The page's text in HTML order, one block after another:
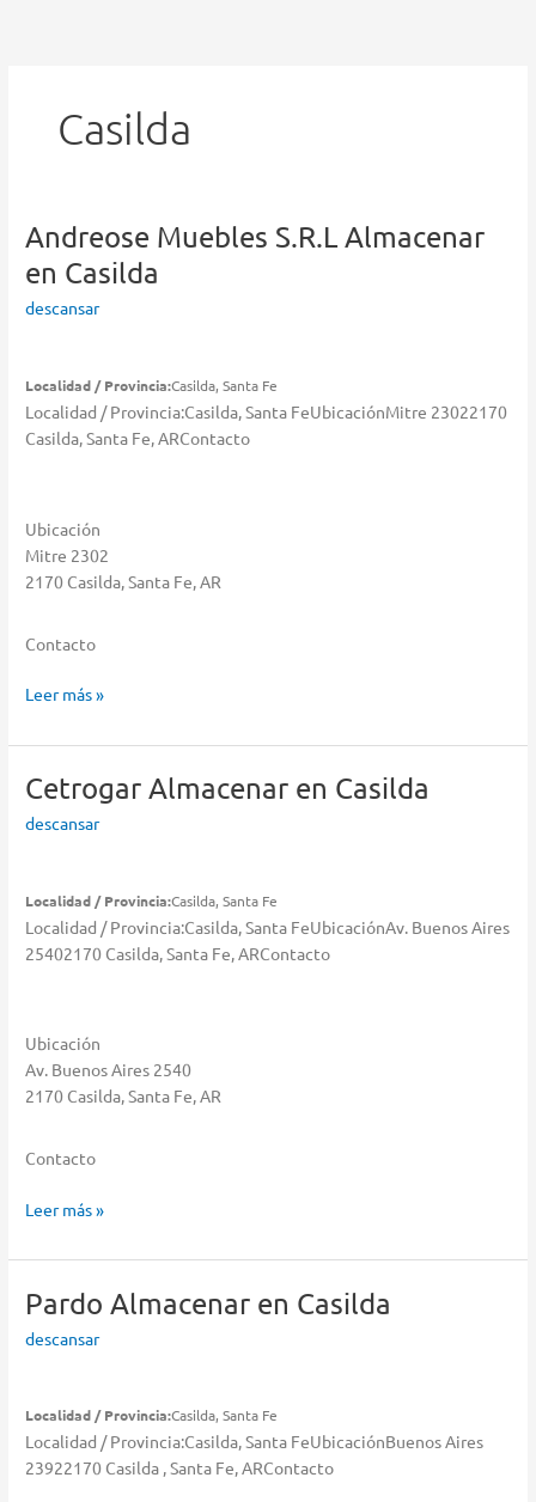
Casilda
Andreose Muebles S.R.LAlmacenar
en Casilda
descansar
Localidad / Provincia:Casilda, Santa Fe
Localidad / Provincia:Casilda, Santa FeUbicaciónMitre 23022170
Casilda, Santa Fe, ARContacto
Ubicación
Mitre 2302
2170 Casilda, Santa Fe, AR
Contacto
Andreose
S.R.L
en
Casilda
Leer más »
CetrogarAlmacenar en Casilda
descansar
Localidad / Provincia:Casilda, Santa Fe
Localidad / Provincia:Casilda, Santa FeUbicaciónAv. Buenos Aires
25402170 Casilda, Santa Fe, ARContacto
Ubicación
Av. Buenos Aires 2540
2170 Casilda, Santa Fe, AR
Contacto
Cetrogar
en
Leer más »
PardoAlmacenar en Casilda
descansar
Localidad / Provincia:Casilda, Santa Fe
Localidad / Provincia:Casilda, Santa FeUbicaciónBuenos Aires
23922170 Casilda , Santa Fe, ARContacto